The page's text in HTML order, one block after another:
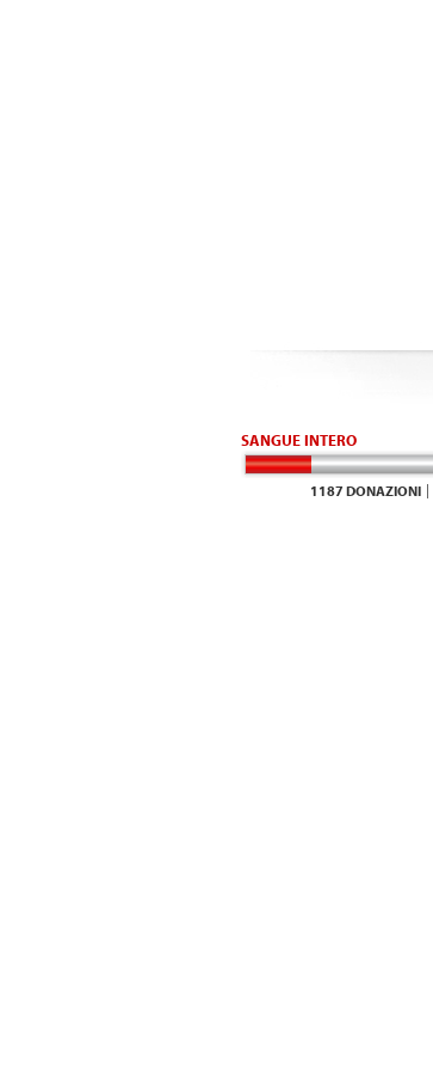
SANGUE INTERO
1187 DONAZIONI